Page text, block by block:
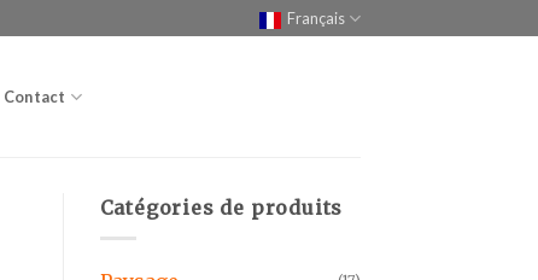
Français
Contact
Catégories de produits